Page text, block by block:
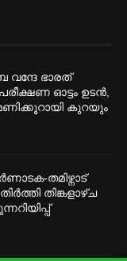
ഭാരത്
ഓട്ടം ഉടൻ,
കുറയും
തമിഴ്നാട്
തിങ്കളാഴ്ച